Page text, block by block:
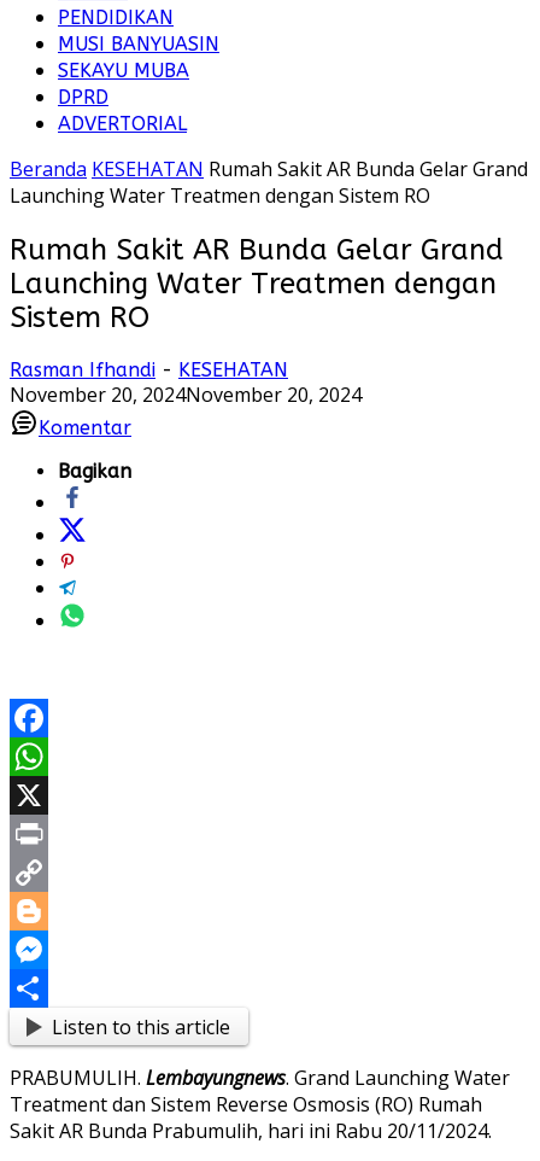
PENDIDIKAN
MUSI BANYUASIN
SEKAYU MUBA
DPRD
ADVERTORIAL
Beranda KESEHATAN Rumah Sakit AR Bunda Gelar Grand
Launching Water Treatmen dengan Sistem RO
Rumah Sakit AR Bunda Gelar Grand
Launching Water Treatmen dengan
Sistem RO
Rasman Ifhandi - KESEHATAN
November 20, 2024November 20, 2024
Komentar
Bagikan
Facebook
WhatsApp
X
Print
Copy
Link
Blogger
Messenger
ShareListen to this article
PRABUMULIH. Lembayungnews. Grand Launching Water
Treatment dan Sistem Reverse Osmosis (RO) Rumah
Sakit AR Bunda Prabumulih, hari ini Rabu 20/11/2024.